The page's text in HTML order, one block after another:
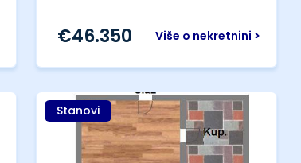
Više o nekretnini >
€46.350
Stanovi